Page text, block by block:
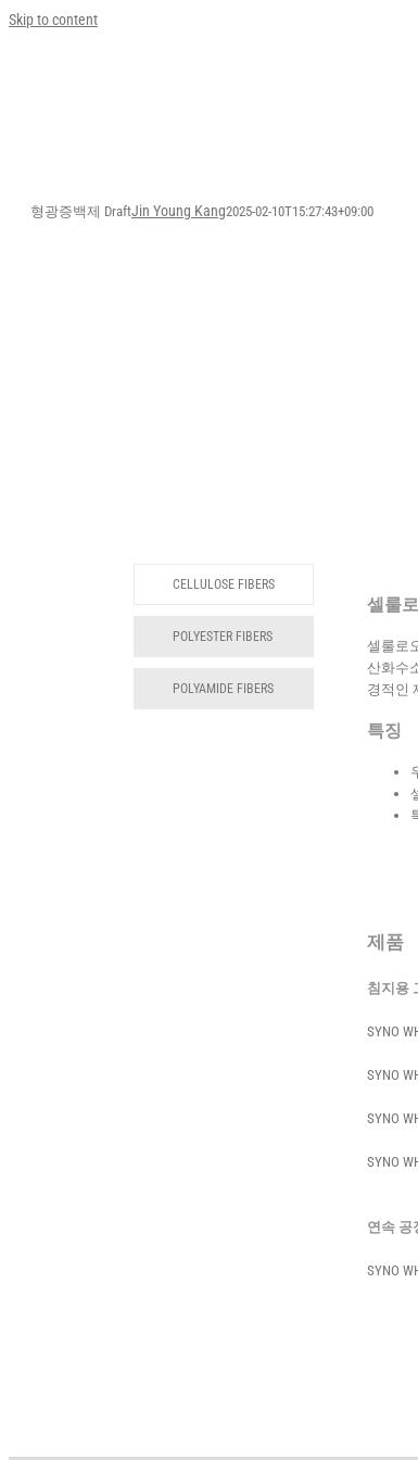
Skip to content
형광증백제 DraftJin Young Kang2025-02-10T15:27:43+09:00
CELLULOSE FIBERS
POLYESTER FIBERS
POLYAMIDE FIBERS
셀룰
셀룰로
산화수
경적인
특징
제품
침지용
SYNO
SYNO
SYNO
SYNO
연속 공
SYNO